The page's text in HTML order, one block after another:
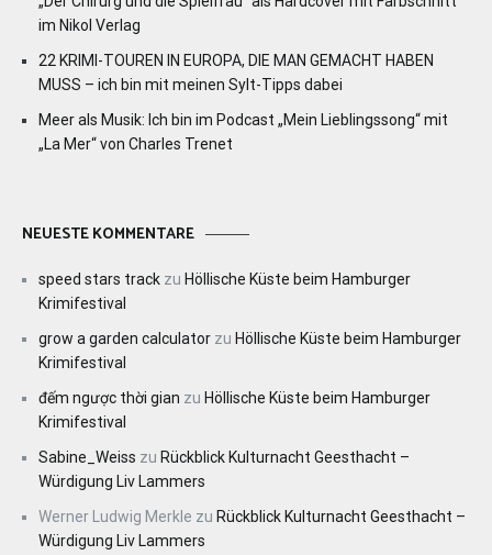
im Nikol Verlag
22 KRIMI-TOUREN IN EUROPA, DIE MAN GEMACHT HABEN
MUSS – ich bin mit meinen Sylt-Tipps dabei
Meer als Musik: Ich bin im Podcast „Mein Lieblingssong“ mit
„La Mer“ von Charles Trenet
NEUESTE KOMMENTARE
speed stars track zu Höllische Küste beim Hamburger
Krimifestival
grow a garden calculator zu Höllische Küste beim Hamburger
Krimifestival
đếm ngược thời gian zu Höllische Küste beim Hamburger
Krimifestival
Sabine_Weiss zu Rückblick Kulturnacht Geesthacht –
Würdigung Liv Lammers
Werner Ludwig Merkle zu Rückblick Kulturnacht Geesthacht –
Würdigung Liv Lammers